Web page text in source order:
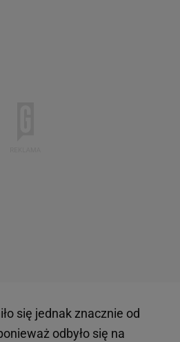
się jednak znacznie od
odbyło się na